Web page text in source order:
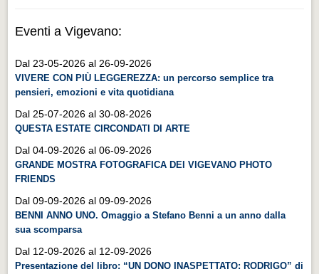
Eventi a Vigevano:
Dal 23-05-2026 al 26-09-2026
VIVERE CON PIÙ LEGGEREZZA: un percorso semplice tra
pensieri, emozioni e vita quotidiana
Dal 25-07-2026 al 30-08-2026
QUESTA ESTATE CIRCONDATI DI ARTE
Dal 04-09-2026 al 06-09-2026
GRANDE MOSTRA FOTOGRAFICA DEI VIGEVANO PHOTO
FRIENDS
Dal 09-09-2026 al 09-09-2026
BENNI ANNO UNO. Omaggio a Stefano Benni a un anno dalla
sua scomparsa
Dal 12-09-2026 al 12-09-2026
Presentazione del libro: “UN DONO INASPETTATO: RODRIGO” di